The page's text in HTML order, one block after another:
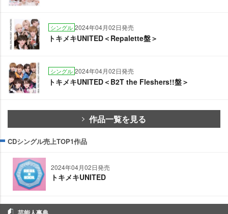
シングル 2024年04月02日発売
トキメキUNITED＜Repalette盤＞
シングル 2024年04月02日発売
トキメキUNITED＜B2T the Fleshers!!盤＞
作品一覧を見る
CDシングル売上TOP1作品
2024年04月02日発売
トキメキUNITED